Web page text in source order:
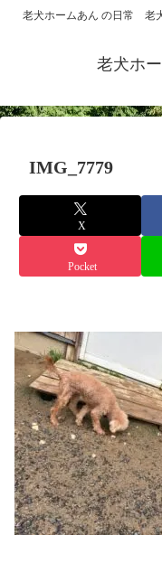
老犬ホームあん の日常 老
老犬ホ
IMG_7779
X
Pocket